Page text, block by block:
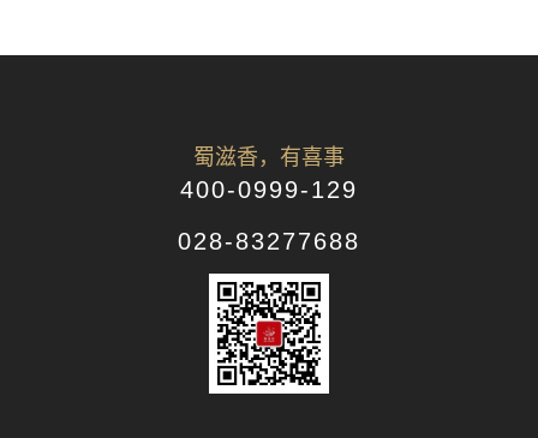
蜀滋香，有喜事
400-0999-129
028-83277688